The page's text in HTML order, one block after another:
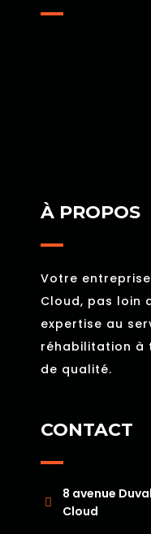
À PROPOS
Votre
Cloud, pas loin
expertise au
réhabilitation à
de qualité.
CONTACT
8 avenue
Cloud